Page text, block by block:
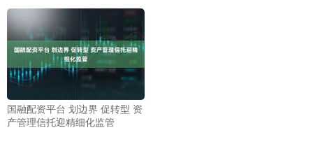
国融配资平台 划边界 促转型 资
产管理信托迎精细化监管